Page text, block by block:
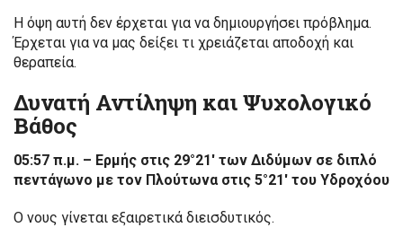
Η όψη αυτή δεν έρχεται για να δημιουργήσει πρόβλημα.
Έρχεται για να μας δείξει τι χρειάζεται αποδοχή και
θεραπεία.
Δυνατή Αντίληψη και Ψυχολογικό
Βάθος
05:57 π.μ. – Ερμής στις 29°21′ των Διδύμων σε διπλό
πεντάγωνο με τον Πλούτωνα στις 5°21′ του Υδροχόου
Ο νους γίνεται εξαιρετικά διεισδυτικός.